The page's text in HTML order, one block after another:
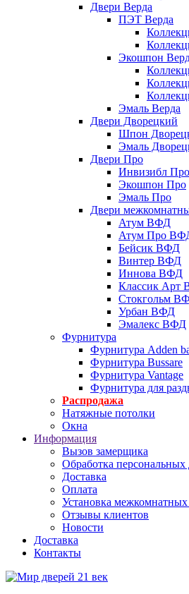
Двери Верда
ПЭТ Верда
Экошпон
Эмаль Верда
Двери Дворецкий
Шпон
Эмаль
Двери Про
Инвизибл Про
Экошпон Про
Эмаль Про
Двери
Атум ВФД
Атум Про
Бейсик ВФД
Винтер ВФД
Иннова ВФД
Классик Арт
Стокгольм
Урбан ВФД
Эмалекс ВФД
Фурнитура
Фурнитура Adden
Фурнитура Bussare
Фурнитура Vantage
Фурнитура для
Распродажа
Натяжные потолки
Окна
Информация
Вызов замерщика
Обработка
Доставка
Оплата
Установка
Отзывы клиентов
Новости
Доставка
Контакты